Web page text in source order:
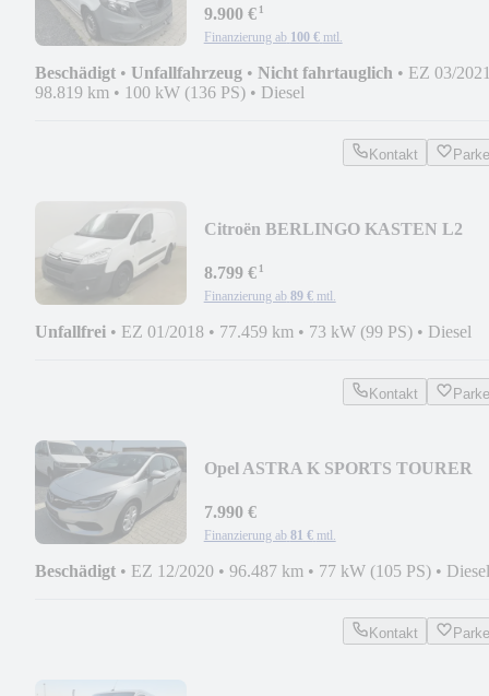
9.900 €¹
Finanzierung ab 100 € mtl.
Beschädigt • Unfallfahrzeug • Nicht fahrtauglich • EZ 03/
98.819 km • 100 kW (136 PS) • Diesel
Kontakt
Citroën BERLINGO KASTEN L2
8.799 €¹
Finanzierung ab 89 € mtl.
Unfallfrei • EZ 01/2018 • 77.459 km • 73 kW (99 PS) • Diesel
Kontakt
Opel ASTRA K SPORTS TOURER
7.990 €
Finanzierung ab 81 € mtl.
Beschädigt • EZ 12/2020 • 96.487 km • 77 kW (105 PS) • Diesel
Kontakt